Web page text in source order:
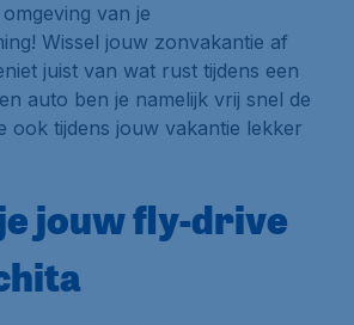
van je
Wissel jouw zonvakantie af
juist van wat rust tijdens een
auto ben je namelijk vrij snel de
ook tijdens jouw vakantie lekker
jouw fly-drive